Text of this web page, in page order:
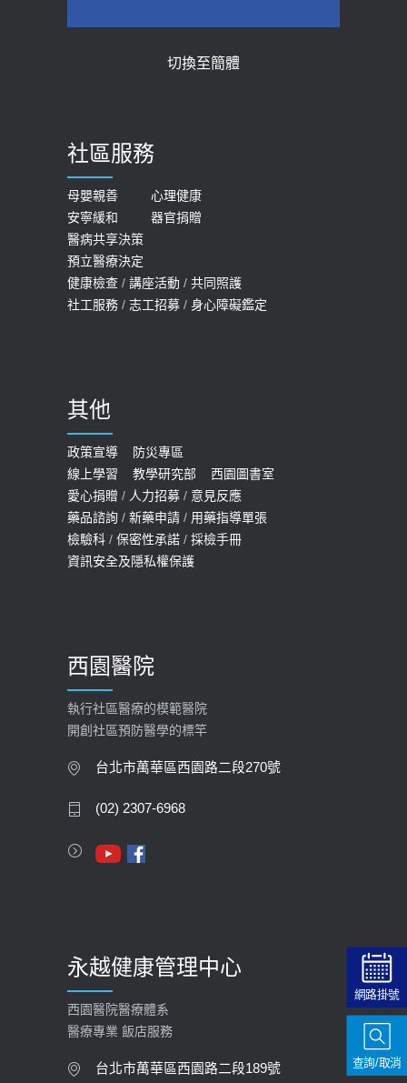
切換至簡體
社區服務
母嬰親善
心理健康
安寧緩和
器官捐贈
醫病共享決策
預立醫療決定
健康檢查 / 講座活動 / 共同照護
社工服務 / 志工招募 / 身心障礙鑑定
其他
政策宣導
防災專區
線上學習
教學研究部
西園圖書室
愛心捐贈 / 人力招募 / 意見反應
藥品諮詢 / 新藥申請 / 用藥指導單張
檢驗科 / 保密性承諾 / 採檢手冊
資訊安全及隱私權保護
西園醫院
執行社區醫療的模範醫院
開創社區預防醫學的標竿
台北市萬華區西園路二段270號
(02) 2307-6968
永越健康管理中心
西園醫院醫療體系
醫療專業 飯店服務
台北市萬華區西園路二段189號
網路掛號
查詢/取消